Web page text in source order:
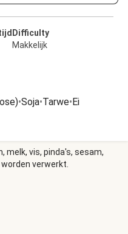
Difficulty
Makkelijk
•Soja•Tarwe•Ei
melk, vis, pinda's, sesam,
verwerkt.